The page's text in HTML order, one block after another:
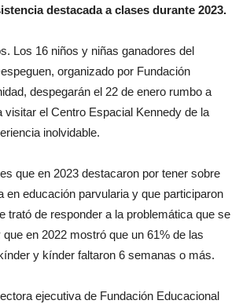
destacada a clases durante 2023.
Los 16 niños y niñas ganadores del
organizado por Fundación
despegarán el 22 de enero rumbo a
visitar el Centro Espacial Kennedy de la
inolvidable.
que en 2023 destacaron por tener sobre
en educación parvularia y que participaron
trató de responder a la problemática que se
en 2022 mostró que un 61% de las
y kínder faltaron 6 semanas o más.
ejecutiva de Fundación Educacional